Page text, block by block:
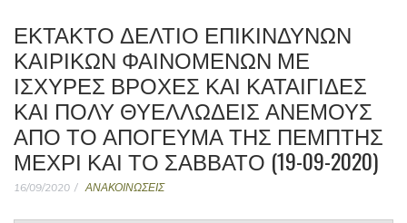
ΈΚΤΑΚΤΟ ΔΕΛΤΊΟ ΕΠΙΚΊΝΔΥΝΩΝ
ΚΑΙΡΙΚΏΝ ΦΑΙΝΟΜΈΝΩΝ ΜΕ
ΙΣΧΥΡΈΣ ΒΡΟΧΈΣ ΚΑΙ ΚΑΤΑΙΓΊΔΕΣ
ΚΑΙ ΠΟΛΎ ΘΥΕΛΛΏΔΕΙΣ ΑΝΈΜΟΥΣ
ΑΠΌ ΤΟ ΑΠΌΓΕΥΜΑ ΤΗΣ ΠΈΜΠΤΗΣ
ΜΈΧΡΙ ΚΑΙ ΤΟ ΣΆΒΒΑΤΟ (19-09-2020)
16/09/2020 ΑΝΑΚΟΙΝΩΣΕΙΣ